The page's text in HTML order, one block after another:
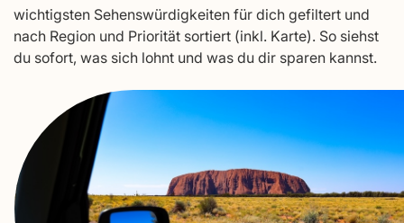
wichtigsten Sehenswürdigkeiten für dich gefiltert und
nach Region und Priorität sortiert (inkl. Karte). So siehst
du sofort, was sich lohnt und was du dir sparen kannst.